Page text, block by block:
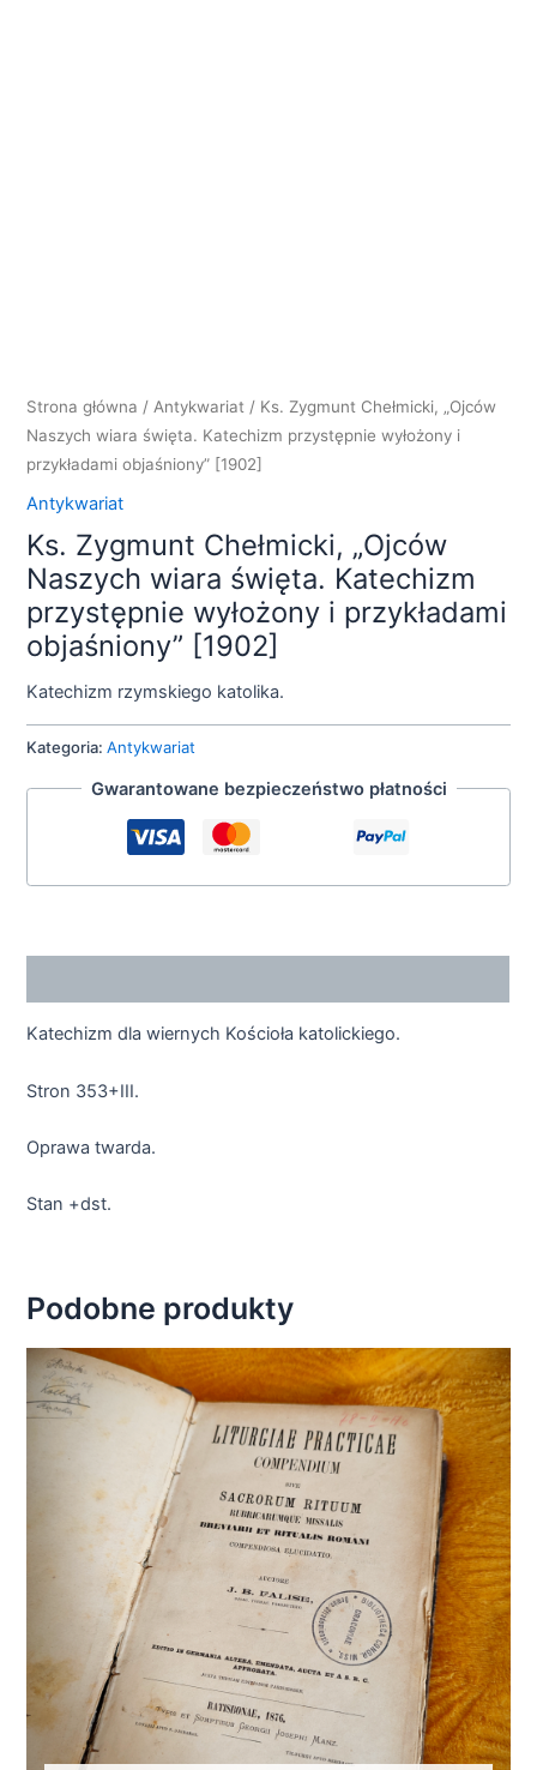
Strona główna / Antykwariat / Ks. Zygmunt Chełmicki, „Ojców
Naszych wiara święta. Katechizm przystępnie wyłożony i
przykładami objaśniony” [1902]
Antykwariat
Ks. Zygmunt Chełmicki, „Ojców
Naszych wiara święta. Katechizm
przystępnie wyłożony i przykładami
objaśniony” [1902]
Katechizm rzymskiego katolika.
Kategoria:Antykwariat
Gwarantowane bezpieczeństwo płatności
Katechizm dla wiernych Kościoła katolickiego.
Stron 353+III.
Oprawa twarda.
Stan +dst.
Podobne produkty